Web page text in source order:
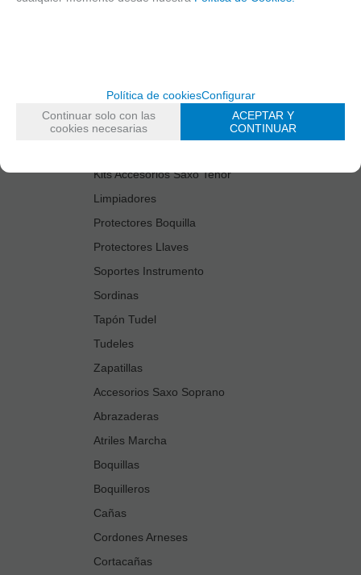
Cañas
Estuches Guardacañas
Estuches Instrumento
Kits Accesorios Saxo Tenor
Limpiadores
Protectores Boquilla
Protectores Llaves
Soportes Instrumento
Sordinas
Tapón Tudel
Tudeles
Zapatillas
Accesorios Saxo Soprano
Abrazaderas
Atriles Marcha
Boquillas
Boquilleros
Cañas
Cordones Arneses
Cortacañas
Política de cookiesConfigurar
Continuar solo con las
cookies necesarias
ACEPTAR Y
CONTINUAR